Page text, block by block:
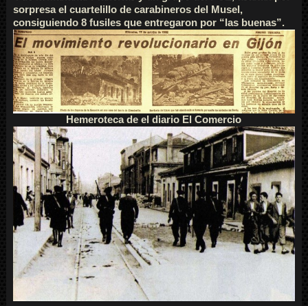
sorpresa el cuartelillo de carabineros del Musel,
consiguiendo 8 fusiles que entregaron por “las buenas”.
Hemeroteca de el diario El Comercio